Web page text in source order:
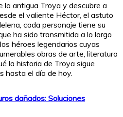
la antigua Troya y descubre a
el valiente Héctor, el astuto
cada personaje tiene su
ha sido transmitida a lo largo
héroes legendarios cuyas
obras de arte, literatura
la historia de Troya sigue
hasta el día de hoy.
dañados: Soluciones